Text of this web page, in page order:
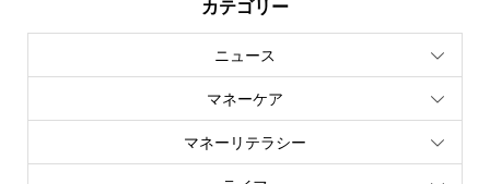
カテゴリー
ニュース
マネーケア
マネーリテラシー